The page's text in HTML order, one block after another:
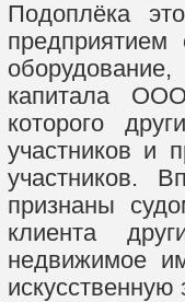
Подоплёка
капитала
которого
участников и
участников.
признаны
клиента
недвижимое